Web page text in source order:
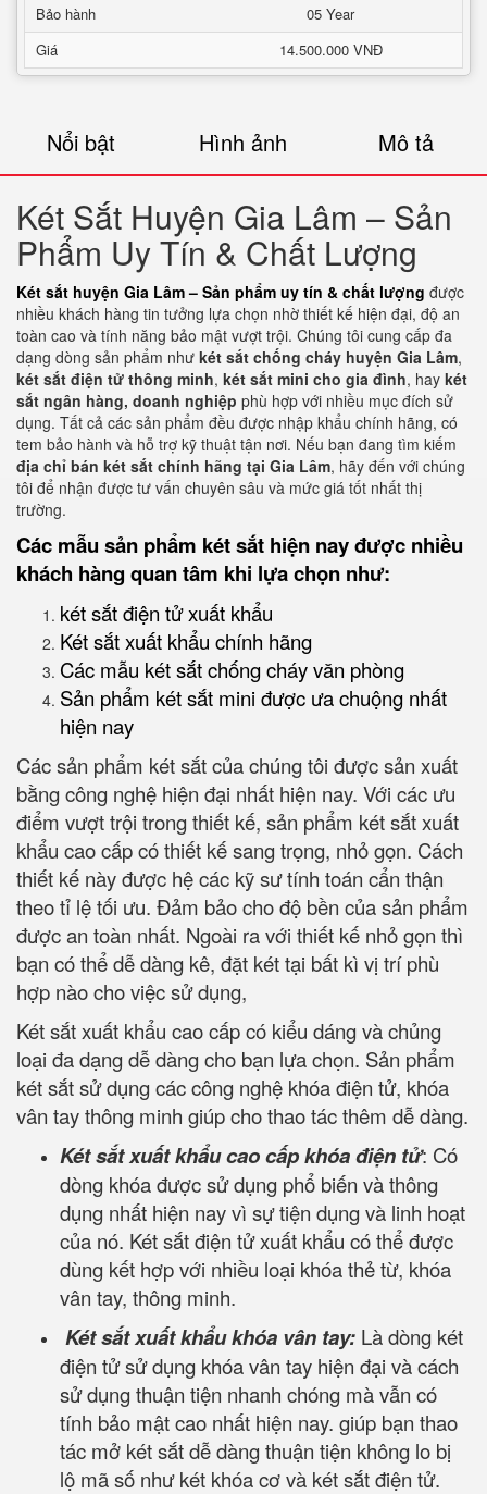
Bảo hành
05 Year
Giá
14.500.000 VNĐ
Nổi bật Hình ảnh Mô tả
Két Sắt Huyện Gia Lâm – Sản
Phẩm Uy Tín & Chất Lượng
Két sắt huyện Gia Lâm – Sản phẩm uy tín & chất lượng được
nhiều khách hàng tin tưởng lựa chọn nhờ thiết kế hiện đại, độ an
toàn cao và tính năng bảo mật vượt trội. Chúng tôi cung cấp đa
dạng dòng sản phẩm như két sắt chống cháy huyện Gia Lâm,
két sắt điện tử thông minh, két sắt mini cho gia đình, hay két
sắt ngân hàng, doanh nghiệp phù hợp với nhiều mục đích sử
dụng. Tất cả các sản phẩm đều được nhập khẩu chính hãng, có
tem bảo hành và hỗ trợ kỹ thuật tận nơi. Nếu bạn đang tìm kiếm
địa chỉ bán két sắt chính hãng tại Gia Lâm, hãy đến với chúng
tôi để nhận được tư vấn chuyên sâu và mức giá tốt nhất thị
trường.
Các mẫu sản phẩm két sắt hiện nay được nhiều
khách hàng quan tâm khi lựa chọn như:
két sắt điện tử xuất khẩu
Két sắt xuất khẩu chính hãng
Các mẫu két sắt chống cháy văn phòng
Sản phẩm két sắt mini được ưa chuộng nhất
hiện nay
Các sản phẩm két sắt của chúng tôi được sản xuất
bằng công nghệ hiện đại nhất hiện nay. Với các ưu
điểm vượt trội trong thiết kế, sản phẩm két sắt xuất
khẩu cao cấp có thiết kế sang trọng, nhỏ gọn. Cách
thiết kế này được hệ các kỹ sư tính toán cẩn thận
theo tỉ lệ tối ưu. Đảm bảo cho độ bền của sản phẩm
được an toàn nhất. Ngoài ra với thiết kế nhỏ gọn thì
bạn có thể dễ dàng kê, đặt két tại bất kì vị trí phù
hợp nào cho việc sử dụng,
Két sắt xuất khẩu cao cấp có kiểu dáng và chủng
loại đa dạng dễ dàng cho bạn lựa chọn. Sản phẩm
két sắt sử dụng các công nghệ khóa điện tử, khóa
vân tay thông minh giúp cho thao tác thêm dễ dàng.
Két sắt xuất khẩu cao cấp khóa điện tử: Có
dòng khóa được sử dụng phổ biến và thông
dụng nhất hiện nay vì sự tiện dụng và linh hoạt
của nó. Két sắt điện tử xuất khẩu có thể được
dùng kết hợp với nhiều loại khóa thẻ từ, khóa
vân tay, thông minh.
Két sắt xuất khẩu khóa vân tay: Là dòng két
điện tử sử dụng khóa vân tay hiện đại và cách
sử dụng thuận tiện nhanh chóng mà vẫn có
tính bảo mật cao nhất hiện nay. giúp bạn thao
tác mở két sắt dễ dàng thuận tiện không lo bị
lộ mã số như két khóa cơ và két sắt điện tử.